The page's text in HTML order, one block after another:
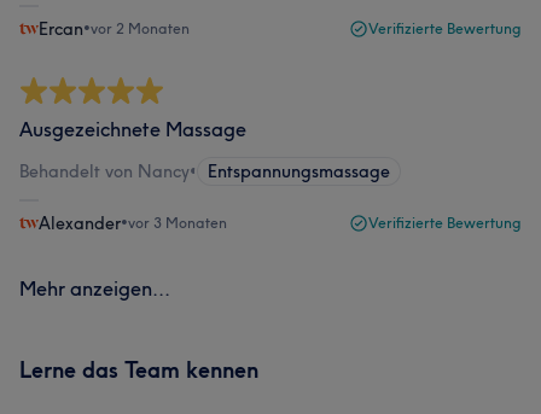
Ercan•vor 2 Monaten Verifizierte Bewertung
Ausgezeichnete Massage
Behandelt von Nancy• Entspannungsmassage
Alexander•vor 3 Monaten Verifizierte Bewertung
Mehr anzeigen...
Lerne das Team kennen